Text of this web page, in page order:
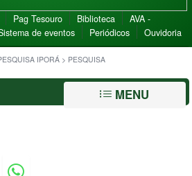
Pag Tesouro Biblioteca
AVA -
de eventos Periódicos Ouvidoria
IPORÁ > PESQUISA
MENU